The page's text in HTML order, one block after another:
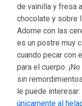
de vainilla y fresa
chocolate y sobre
Adorne con las
es un postre muy
cuando pecar con
para el cuerpo.
sin
le puede interesar:
únicamente al